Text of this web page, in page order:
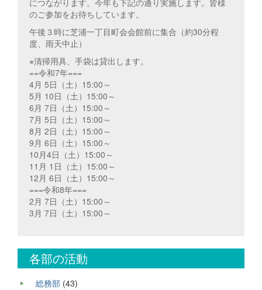
につながります。今年も下記の通り実施します。皆様
のご参加をお待ちしています。
午後３時に芝浦一丁目町会会館前に集合（約30分程
度、雨天中止）
※清掃用具、手袋は貸出します。
==令和7年===
4月 5日（土）15:00～
5月 10日（土）15:00～
6月 7日（土）15:00～
7月 5日（土）15:00～
8月 2日（土）15:00～
9月 6日（土）15:00～
10月4日（土）15:00～
11月 1日（土）15:00～
12月 6日（土）15:00～
===令和8年===
2月 7日（土）15:00～
3月 7日（土）15:00～
各部の活動
総務部 (43)